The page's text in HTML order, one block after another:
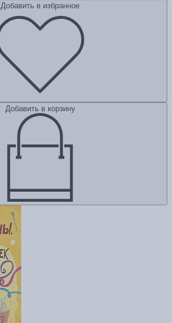
Добавить в избранное
Добавить в корзину